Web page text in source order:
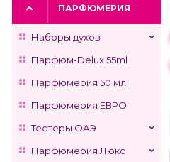
ПАРФЮМЕРИЯ
Наборы духов
Парфюм-Delux 55ml
Парфюмерия 50 мл
Парфюмерия ЕВРО
Тестеры ОАЭ
Парфюмерия Люкс